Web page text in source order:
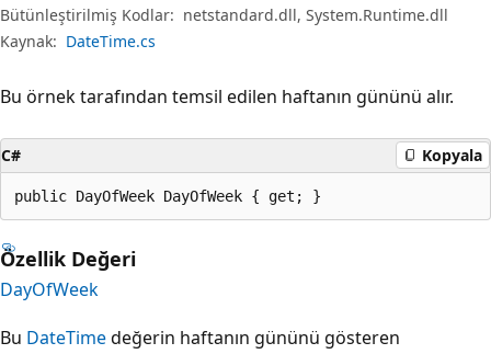
Bütünleştirilmiş Kodlar: netstandard.dll, System.Runtime.dll
Kaynak: DateTime.cs
Bu örnek tarafından temsil edilen haftanın gününü alır.
C# Kopyala
public DayOfWeek DayOfWeek { get; }
Özellik Değeri
DayOfWeek
Bu DateTimedeğerin haftanın gününü gösteren